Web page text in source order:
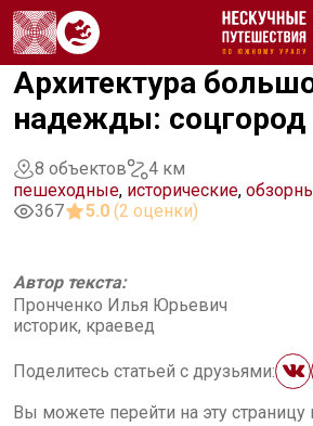
Архитектура
надежды:
8 объектов
4 км
пешеходные, исторические,
367
5.0 (2 оценки)
Автор текста:
Пронченко Илья Юрьевич
историк, краевед
Поделитесь статьей с друзьями:
Вы можете перейти на эту страницу